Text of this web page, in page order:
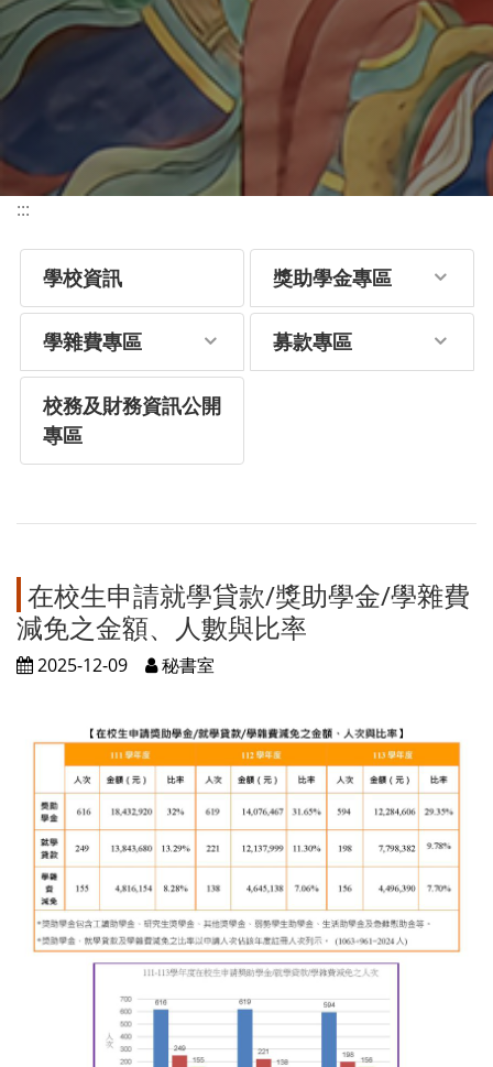
:::
學校資訊 獎助學金專區
學雜費專區 募款專區
校務及財務資訊公開
專區
在校生申請就學貸款/獎助學金/學雜費
減免之金額、人數與比率
2025-12-09 秘書室